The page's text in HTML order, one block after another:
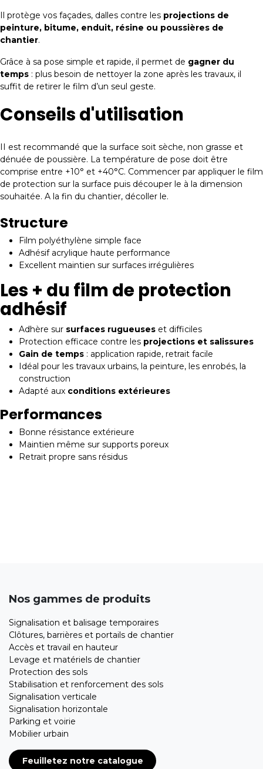
Il protège vos façades, dalles contre les projections de
peinture, bitume, enduit, résine ou poussières de
chantier.
Grâce à sa pose simple et rapide, il permet de gagner du
temps : plus besoin de nettoyer la zone après les travaux, il
suffit de retirer le film d’un seul geste.
Conseils d'utilisation
II est recommandé que la surface soit sèche, non grasse et
dénuée de poussière. La température de pose doit être
comprise entre +10° et +40°C. Commencer par appliquer le film
de protection sur la surface puis découper le à la dimension
souhaitée. A la fin du chantier, décoller le.
Structure
Film polyéthylène simple face
Adhésif acrylique haute performance
Excellent maintien sur surfaces irrégulières
Les + du film de protection
adhésif
Adhère sur surfaces rugueuses et difficiles
Protection efficace contre les projections et salissures
Gain de temps : application rapide, retrait facile
Idéal pour les travaux urbains, la peinture, les enrobés, la
construction
Adapté aux conditions extérieures
Performances
Bonne résistance extérieure
Maintien même sur supports poreux
Retrait propre sans résidus
Nos gammes de produits
Signalisation et balisage temporaires
Clôtures, barrières et portails de chantier
Accès et travail en hauteur
Levage et matériels de chantier
Protection des sols
Stabilisation et renforcement des sols
Signalisation verticale
Signalisation horizontale
Parking et voirie
Mobilier urbain
Feuilletez notre catalogue